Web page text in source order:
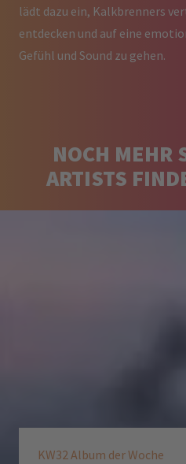
lädt dazu ein, Kalkbrenners
entdecken und auf eine
Gefühl und Sound zu gehen.
NOCH MEHR
ARTISTS
KW32 Album der Woche